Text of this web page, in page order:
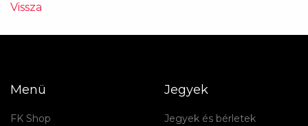
Vissza
Menü
FK Shop
Jegyek
Jegyek és bérletek